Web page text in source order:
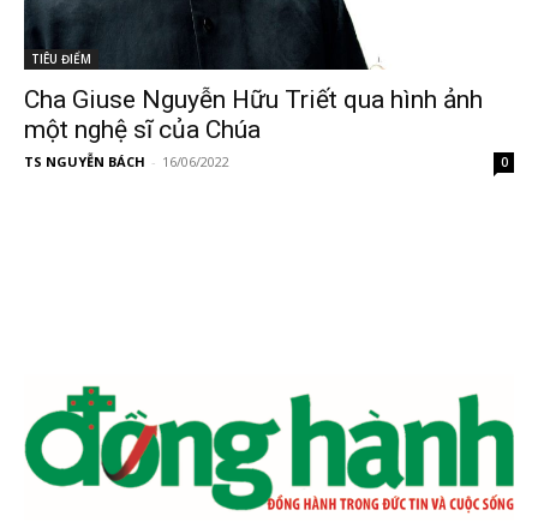
TIÊU ĐIỂM
Cha Giuse Nguyễn Hữu Triết qua hình ảnh
một nghệ sĩ của Chúa
TS NGUYỄN BÁCH - 16/06/2022 0